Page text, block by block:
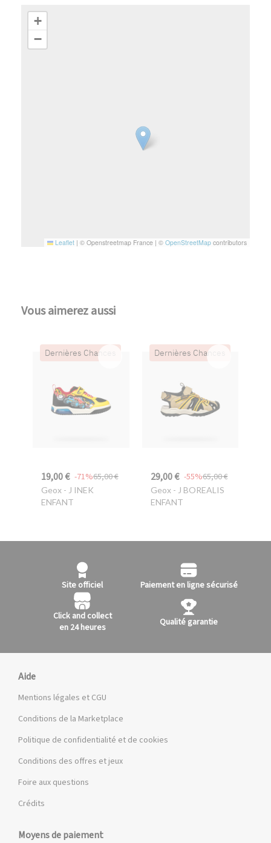
+
−
Leaflet | © Openstreetmap France | © OpenStreetMap contributors
Vous aimerez aussi
Dernières Chances
19,00 € 65,00 €
-71%
Geox - J INEK
ENFANT
Dernières Chances
29,00 € 65,00 €
-55%
Geox- J BOREALIS
ENFANT
Site officiel Paiement en ligne sécurisé
Click and collect
en 24 heures
Qualité garantie
Aide
Mentions légales et CGU
Conditions de la Marketplace
Politique de confidentialité et de cookies
Conditions des offres et jeux
Foire aux questions
Crédits
Moyens de paiement